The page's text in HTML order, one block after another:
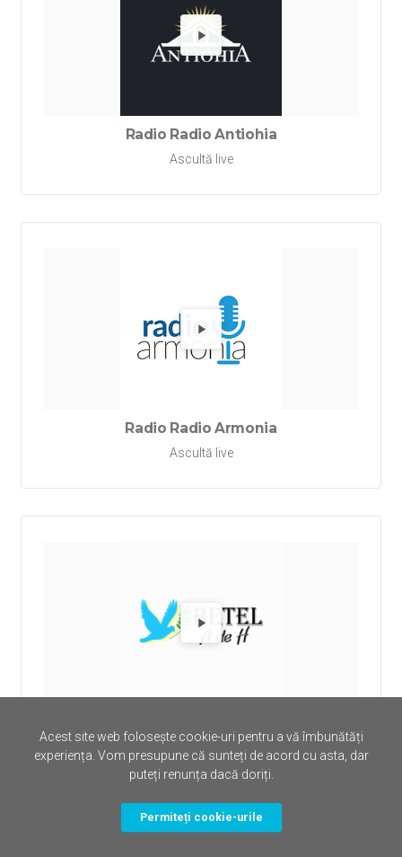
Redă
Radio Radio Antiohia
Ascultă live
Redă
Radio Radio Armonia
Ascultă live
Redă
Acest site web folosește cookie-uri pentru a vă îmbunătăți
experiența. Vom presupune că sunteți de acord cu asta, dar
puteți renunța dacă doriți.
Permiteți cookie-urile